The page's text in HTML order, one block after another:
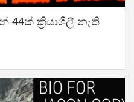
44ක් ක්‍රියාශීලී නැති